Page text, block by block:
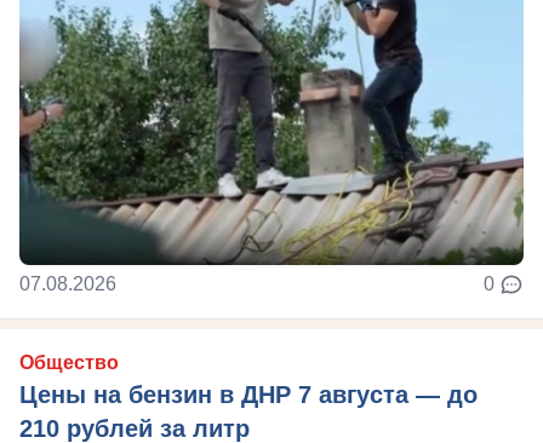
07.08.2026 0
Общество
Цены на бензин в ДНР 7 августа — до
210 рублей за литр